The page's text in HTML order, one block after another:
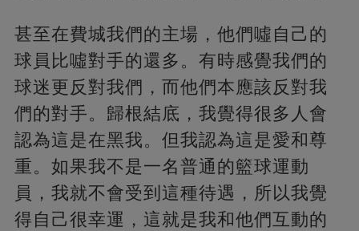
甚至在費城我們的主場，他們噓自己的
球員比噓對手的還多。有時感覺我們的
球迷更反對我們，而他們本應該反對我
們的對手。歸根結底，我覺得很多人會
認為這是在黑我。但我認為這是愛和尊
重。如果我不是一名普通的籃球運動
員，我就不會受到這種待遇，所以我覺
得自己很幸運，這就是我和他們互動的